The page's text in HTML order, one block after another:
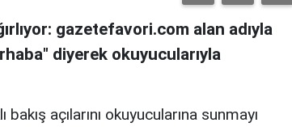
gazetefavori.com alan adıyla
diyerek okuyucularıyla
açılarını okuyucularına sunmayı